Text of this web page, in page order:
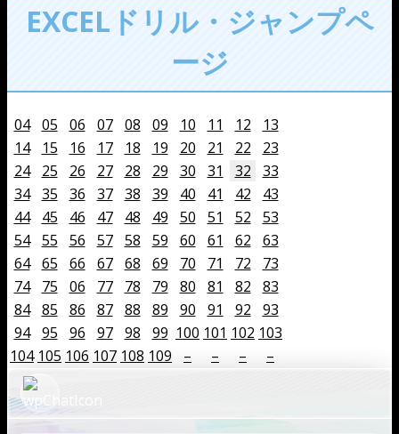
EXCELドリル・ジャンプペ
ージ
04 05 06 07 08 09 10 11 12
13
14
15 16 17 18 19 20 21 22
23
24
25 26 27 28 29 30 31 32
33
34
35 36 37 38 39 40 41 42
43
44
45 46 47 48 49 50 51 52
53
54
55 56 57 58 59 60 61 62
63
64
65 66 67 68 69 70 71 72
73
74
75 06 77 78 79 80 81 82
83
84
85 86 87 88 89 90 91 92
93
94
95 96 97 98 99 100 101 102 103
104 105 106 107 108 109 – – – –